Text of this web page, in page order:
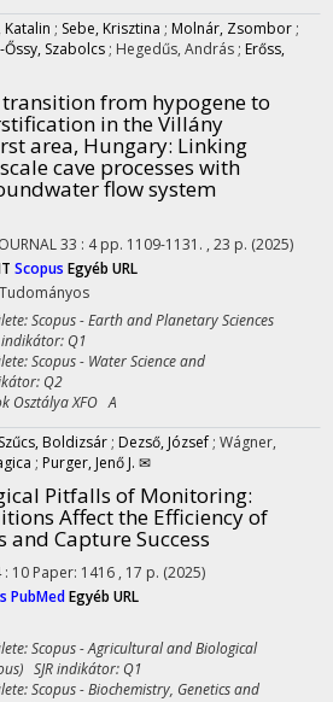
; Sebe, Krisztina ; Molnár, Zsombor ;
Őssy, Szabolcs ; Hegedűs, András ; Erőss,
from hypogene to
in the Villány
area, Hungary: Linking
cave processes with
flow system
33 : 4 pp. 1109-1131. , 23 p. (2025)
Scopus Egyéb URL
Tudományos
Scopus - Earth and Planetary Sciences
indikátor: Q1
Scopus - Water Science and
Q2
Osztálya XFO A
Szűcs, Boldizsár ; Dezső, József ; Wágner,
; Purger, Jenő J. ✉
Pitfalls of Monitoring:
Affect the Efficiency of
and Capture Success
: 10 Paper: 1416 , 17 p. (2025)
PubMedEgyéb URL
Scopus - Agricultural and Biological
SJR indikátor: Q1
Scopus - Biochemistry, Genetics and